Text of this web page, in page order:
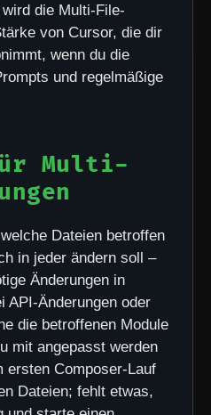
die Multi-File-
von Cursor, die dir
wenn du die
und regelmäßige
Multi-
Dateien betroffen
in jeder ändern soll –
Änderungen in
API-Änderungen oder
die betroffenen Module
mit angepasst werden
ersten Composer-Lauf
Dateien; fehlt etwas,